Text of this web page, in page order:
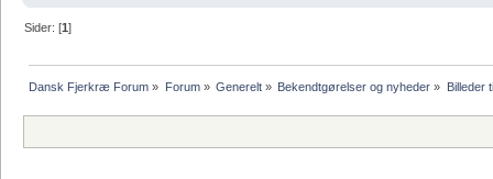
Sider: [1]
Dansk Fjerkræ Forum » Forum» Generelt» Bekendtgørelser og nyheder » Billeder